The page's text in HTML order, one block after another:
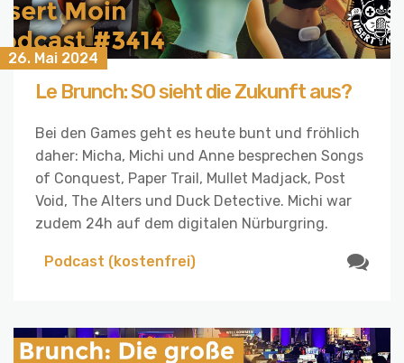
26. Mai 2024
Le Brunch: SO sieht die Zukunft aus?
Bei den Games geht es heute bunt und fröhlich
daher: Micha, Michi und Anne besprechen Songs
of Conquest, Paper Trail, Mullet Madjack, Post
Void, The Alters und Duck Detective. Michi war
zudem 24h auf dem digitalen Nürburgring.
Podcast (kostenfrei)